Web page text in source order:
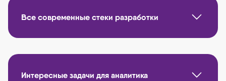
Все современные стеки разработки
Интересные задачи для аналитика